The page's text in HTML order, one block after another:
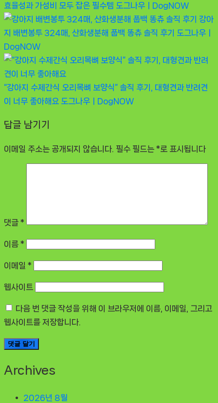
효율성과 가성비 모두 잡은 필수템 도그나우ㅣDogNOW
강아
지 배변봉투 324매, 산화생분해 풉백 똥츄 솔직 후기
도그나우ㅣ
DogNOW
“강아지 수제간식 오리목뼈 보양식” 솔직 후기, 대형견과 반려견
이 너무 좋아해요 도그나우ㅣDogNOW
답글 남기기
이메일 주소는 공개되지 않습니다. 필수 필드는 *로 표시됩니다
댓글 *
이름 *
이메일 *
웹사이트
다음 번 댓글 작성을 위해 이 브라우저에 이름, 이메일, 그리고
웹사이트를 저장합니다.
Archives
2026년 8월